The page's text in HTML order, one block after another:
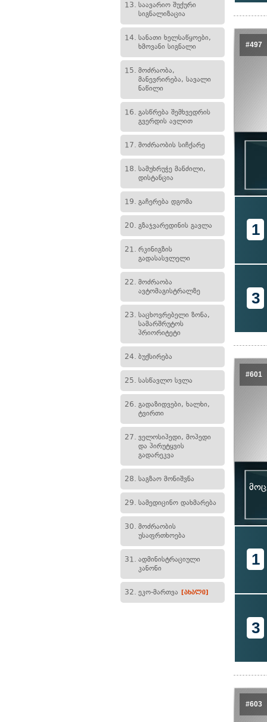
13. საავარიო შუქური
სიგნალიზაცია
14. სანათი ხელსაწყოები,
ხმოვანი სიგნალი
15. მოძრაობა,
მანევრირება, სავალი
ნაწილი
16. გასწრება შემხვედრის
გვერდის ავლით
17. მოძრაობის სიჩქარე
18. სამუხრუჭე მანძილი,
დისტანცია
19. გაჩერება დგომა
20. გზაჯვარედინის გავლა
21. რკინიგზის
გადასასვლელი
22. მოძრაობა
ავტომაგისტრალზე
23. საცხოვრებელი ზონა,
სამარშრუტოს
პრიორიტეტი
24. ბუქსირება
25. სასწავლო სვლა
26. გადაზიდვები, ხალხი,
ტვირთი
27. ველოსიპედი, მოპედი
და პირუტყვის
გადარეკვა
28. საგზაო მონიშვნა
29. სამედიცინო დახმარება
30. მოძრაობის
უსაფრთხოება
31. ადმინისტრაციული
კანონი
32. ეკო-მართვა [ახალი]
#497
1
3
#601
1
3
#603